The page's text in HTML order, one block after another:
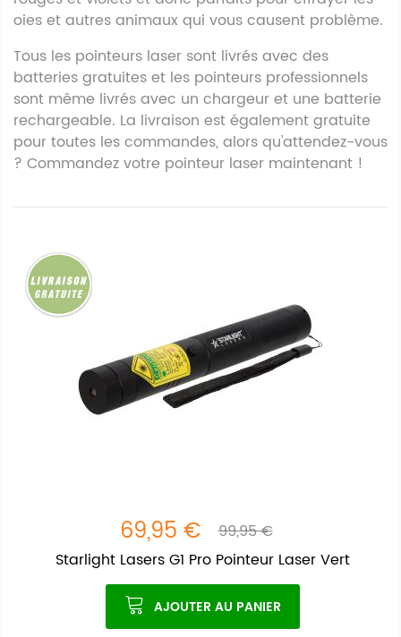
oies et autres animaux qui vous causent problème.
Tous les pointeurs laser sont livrés avec des
batteries gratuites et les pointeurs professionnels
sont même livrés avec un chargeur et une batterie
rechargeable. La livraison est également gratuite
pour toutes les commandes, alors qu'attendez-vous
? Commandez votre pointeur laser maintenant !
69,95 €
99,95 €
Starlight Lasers G1 Pro Pointeur Laser Vert
AJOUTER AU PANIER